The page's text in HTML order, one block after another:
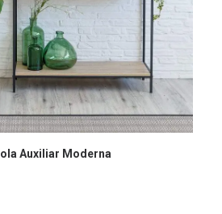
EN AMAZON
Auxiliar Moderna